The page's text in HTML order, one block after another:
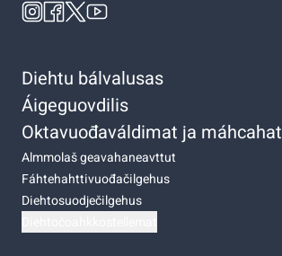
Diehtu bálvalusas
Áigeguovdilis
Oktavuođaváldimat ja máhcahat
Almmolaš geavahaneavttut
Fáhtehahttivuođačilgehus
Diehtosuodječilgehus